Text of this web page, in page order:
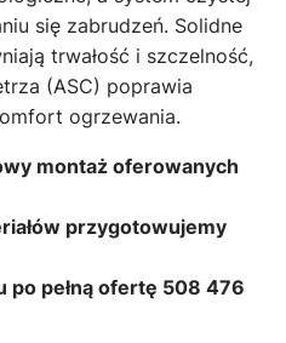
się zabrudzeń. Solidne
trwałość i szczelność,
(ASC) poprawia
ogrzewania.
montaż oferowanych
przygotowujemy
po pełną ofertę 508 476